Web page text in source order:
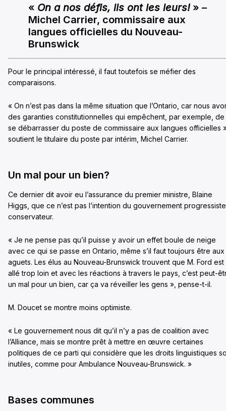
« On a nos défis, ils ont les leurs!» –
Michel Carrier, commissaire aux
langues officielles du Nouveau-
Brunswick
Pour le principal intéressé, il faut toutefois se méfier des
comparaisons.
« On n’est pas dans la même situation que l’Ontario, car nous
des garanties constitutionnelles qui empêchent, par exemple, de
se débarrasser du poste de commissaire aux langues officielles
soutient le titulaire du poste par intérim, Michel Carrier.
Un mal pour un bien?
Ce dernier dit avoir eu l’assurance du premier ministre, Blaine
Higgs, que ce n’est pas l’intention du gouvernement
conservateur.
« Je ne pense pas qu’il puisse y avoir un effet boule de neige
avec ce qui se passe en Ontario, même s’il faut toujours être aux
aguets. Les élus au Nouveau-Brunswick trouvent que M. Ford est
allé trop loin et avec les réactions à travers le pays, c’est peut-
un mal pour un bien, car ça va réveiller les gens », pense-t-il.
M. Doucet se montre moins optimiste.
« Le gouvernement nous dit qu’il n’y a pas de coalition avec
l’Alliance, mais se montre prêt à mettre en œuvre certaines
politiques de ce parti qui considère que les droits linguistiques
inutiles, comme pour Ambulance Nouveau-Brunswick. »
Bases communes